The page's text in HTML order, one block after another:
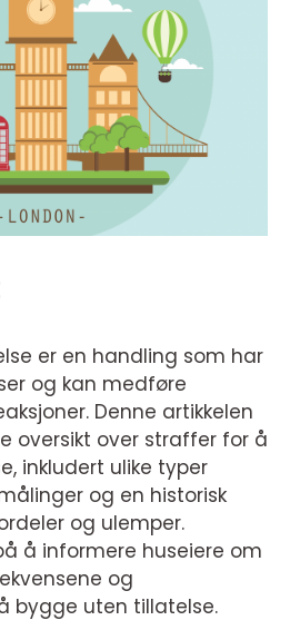
er en handling som har
og kan medføre
Denne artikkelen
oversikt over straffer for å
inkludert ulike typer
og en historisk
og ulemper.
å informere huseiere om
og
bygge uten tillatelse.